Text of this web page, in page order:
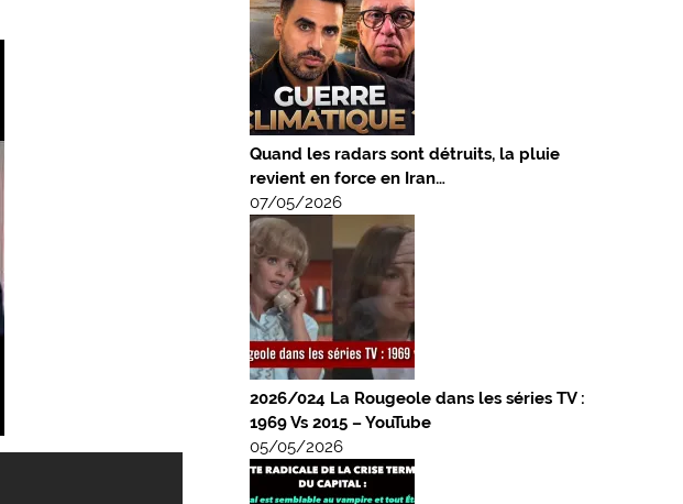
Quand les radars sont détruits, la pluie
revient en force en Iran…
07/05/2026
2026/024 La Rougeole dans les séries TV :
1969 Vs 2015 – YouTube
05/05/2026